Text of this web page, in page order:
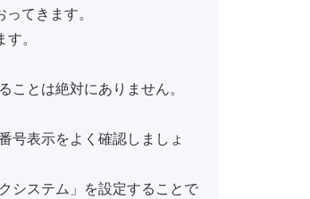
てきます。
。
とは絶対にありません。
号表示をよく確認しましょ
システム」を設定することで